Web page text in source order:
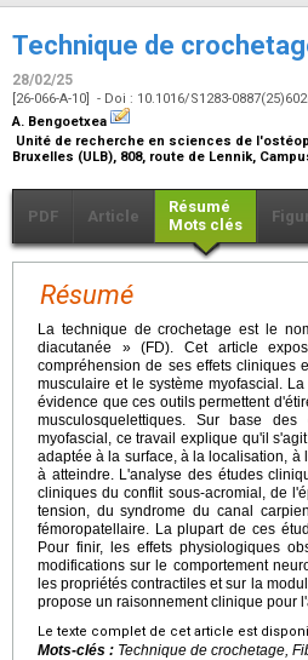
Technique de
28/02/25
[26-066-A-10] - Doi : 10.1016/S1283-
A. Bengoetxea
Unité de recherche en sciences de
Bruxelles (ULB), 808, route de Lennik,
PDF Article
Résumé
Mots clés
Résumé
La technique de crochetage est le
diacutanée » (FD). Cet article
compréhension de ses effets cliniques
musculaire et le système myofascial.
évidence que ces outils permettent
musculosquelettiques. Sur base
myofascial, ce travail explique qu'il
adaptée à la surface, à la localisation,
à atteindre. L'analyse des études
cliniques du conflit sous-acromial, de
tension, du syndrome du canal
fémoropatellaire. La plupart de ces
Pour finir, les effets physiologiques
modifications sur le comportement
les propriétés contractiles et sur la
propose un raisonnement clinique pour
Le texte complet de cet article est
Mots-clés : Technique de crochetage,